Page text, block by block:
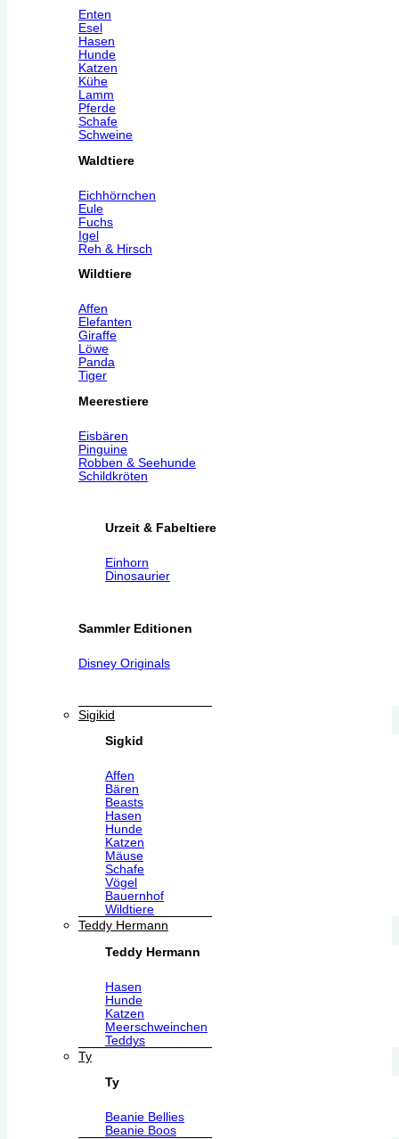
Enten
Esel
Hasen
Hunde
Katzen
Kühe
Lamm
Pferde
Schafe
Schweine
Waldtiere
Eichhörnchen
Eule
Fuchs
Igel
Reh & Hirsch
Wildtiere
Affen
Elefanten
Giraffe
Löwe
Panda
Tiger
Meerestiere
Eisbären
Pinguine
Robben & Seehunde
Schildkröten
Urzeit & Fabeltiere
Einhorn
Dinosaurier
Sammler Editionen
Disney Originals
Sigikid
Sigkid
Affen
Bären
Beasts
Hasen
Hunde
Katzen
Mäuse
Schafe
Vögel
Bauernhof
Wildtiere
Teddy Hermann
Teddy Hermann
Hasen
Hunde
Katzen
Meerschweinchen
Teddys
Ty
Ty
Beanie Bellies
Beanie Boos